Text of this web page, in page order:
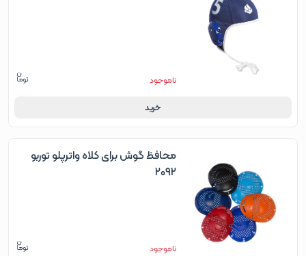
ناموجود
خرید
محافظ گوش برای کلاه واترپلو توربو
۲۰۹۲
ناموجود